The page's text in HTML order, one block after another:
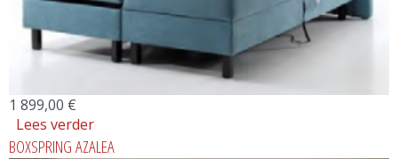
1 899,00 €
Lees verder
BOXSPRING AZALEA